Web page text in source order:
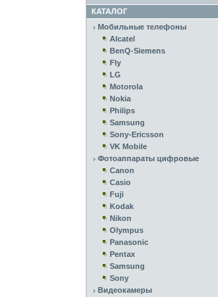
КАТАЛОГ
Мобильные телефоны
Alcatel
BenQ-Siemens
Fly
LG
Motorola
Nokia
Philips
Samsung
Sony-Ericsson
VK Mobile
Фотоаппараты цифровые
Canon
Casio
Fuji
Kodak
Nikon
Olympus
Panasonic
Pentax
Samsung
Sony
Видеокамеры